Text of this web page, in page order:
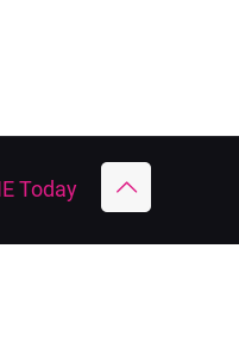
Today